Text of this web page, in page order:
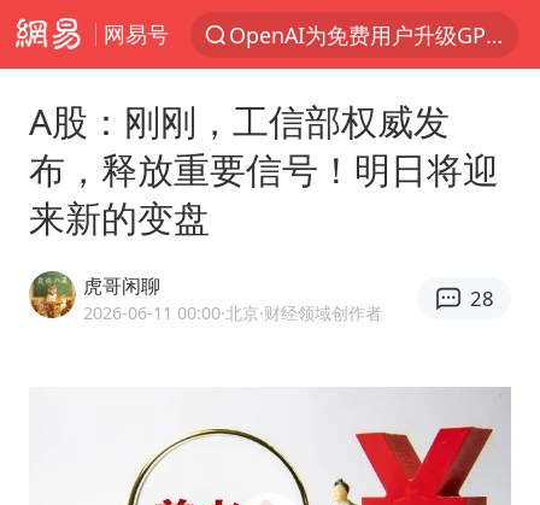
网易号
以“新”破局 首发经济点亮城市消费活力
U17国足三战全胜
我国编制完成新版全月地质图
巡查组提问 工作人员偷用手机查答案
郑国霖回应去景区上班被保安拦下
宇树科技 打新
A股：刚刚，工信部权威发
布，释放重要信号！明日将迎
来新的变盘
虎哥闲聊
2026-06-11 00:00·北京·财经领域创作者
28